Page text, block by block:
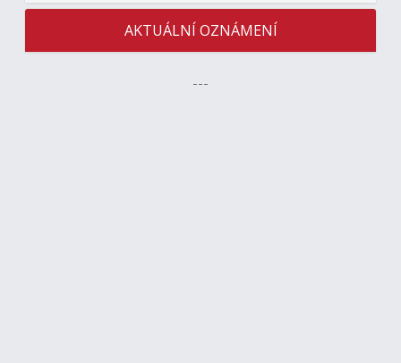
AKTUÁLNÍ OZNÁMENÍ
---